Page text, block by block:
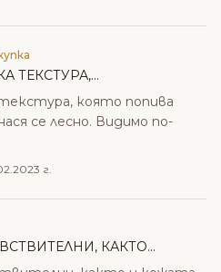
ТЕКСТУРА,...
която попива
се лесно. Видимо по-
г.
КАКТО...